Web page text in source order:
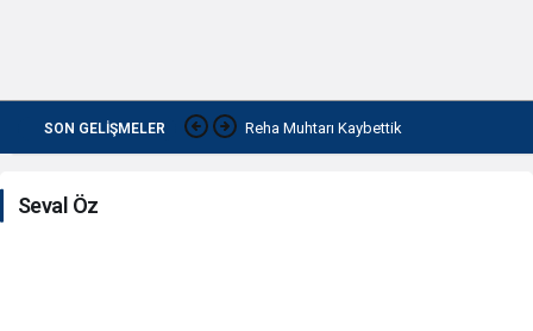
SON GELIŞMELER Reha Muhtarı Kaybettik
Seval Öz